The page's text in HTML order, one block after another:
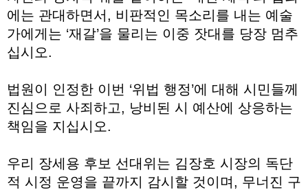
에는 관대하면서, 비판적인 목소리를 내는 예술
가에게는 ‘재갈’을 물리는 이중 잣대를 당장 멈추
십시오.
법원이 인정한 이번 ‘위법 행정’에 대해 시민들께
진심으로 사죄하고, 낭비된 시 예산에 상응하는
책임을 지십시오.
우리 장세용 후보 선대위는 김장호 시장의 독단
적 시정 운영을 끝까지 감시할 것이며, 무너진 구